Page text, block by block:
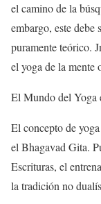
el camino de la
embargo, este
puramente teórico.
el yoga de la mente
El Mundo del Yoga
El concepto de
el Bhagavad Gita.
Escrituras, el
la tradición no